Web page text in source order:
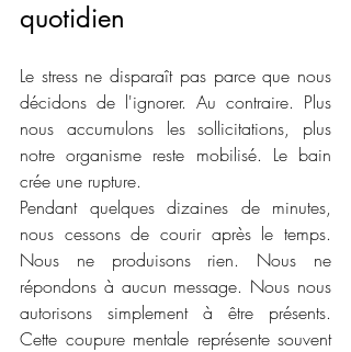
quotidien
Le stress ne disparaît pas parce que nous
décidons de l'ignorer. Au contraire. Plus
nous accumulons les sollicitations, plus
notre organisme reste mobilisé. Le bain
crée une rupture.
Pendant quelques dizaines de minutes,
nous cessons de courir après le temps.
Nous ne produisons rien. Nous ne
répondons à aucun message. Nous nous
autorisons simplement à être présents.
Cette coupure mentale représente souvent